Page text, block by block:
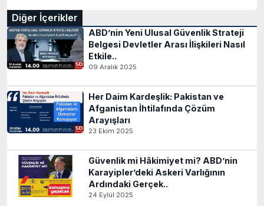
Diğer İçerikler
ABD’nin Yeni Ulusal Güvenlik Strateji
Belgesi Devletler Arası İlişkileri Nasıl
Etkile..
09 Aralık 2025
Her Daim Kardeşlik: Pakistan ve
Afganistan İhtilafında Çözüm
Arayışları
23 Ekim 2025
Güvenlik mi Hâkimiyet mi? ABD’nin
Karayipler’deki Askeri Varlığının
Ardındaki Gerçek..
24 Eylül 2025